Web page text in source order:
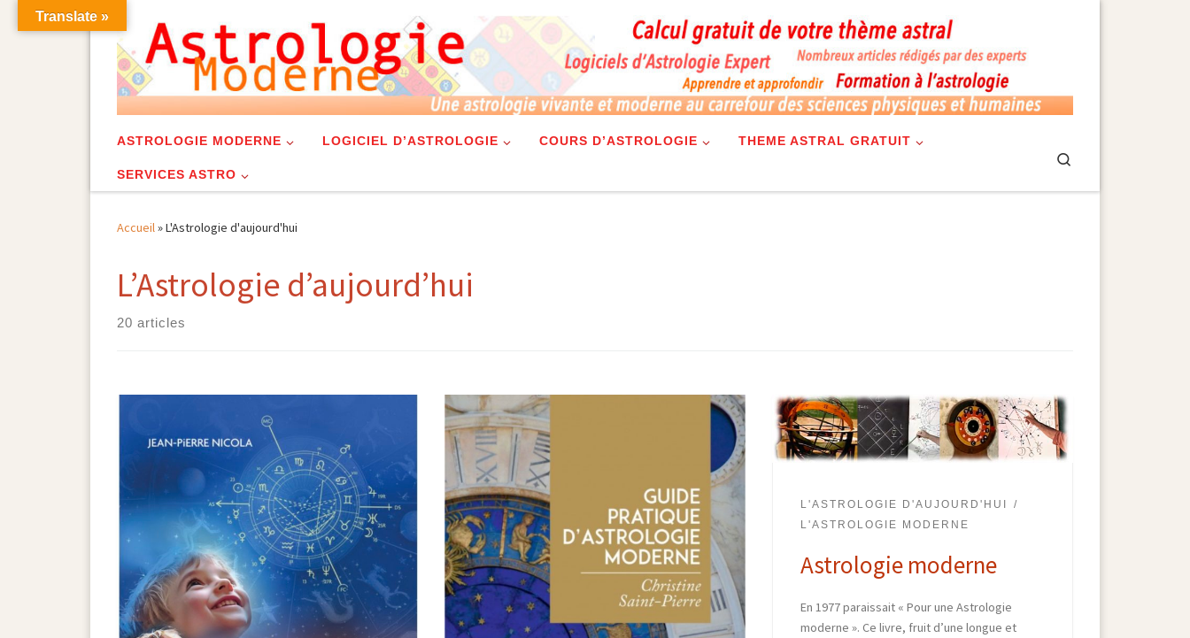
Skip to content
ASTROLOGIE MODERNE LOGICIEL D’ASTROLOGIE COURS D’ASTROLOGIE THEME ASTRAL GRATUIT
SERVICES ASTRO
Accueil»L'Astrologie d'aujourd'hui
L’Astrologie d’aujourd’hui
20 articles
L'ASTROLOGIE D'AUJOURD'HUI
L'ASTROLOGIE MODERNE
Astrologie moderne
En 1977 paraissait « Pour une Astrologie
moderne ». Ce livre, fruit d’une longue et
Translate »